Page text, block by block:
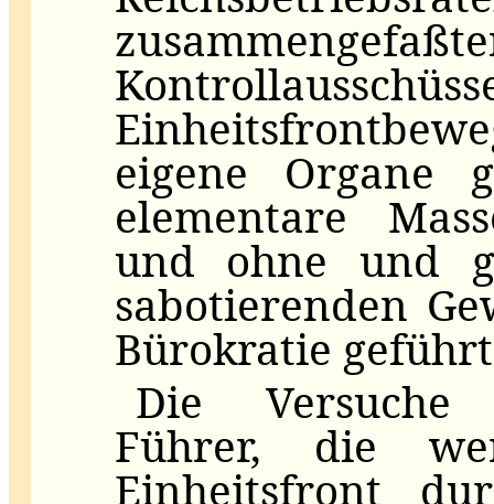
eigene Organe
elementare
und ohne und
sabotierenden
Bürokratie
Die Versuche
Führer, die
Einheitsfront